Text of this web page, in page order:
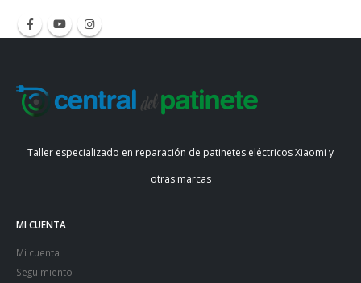
Taller especializado en reparación de patinetes eléctricos Xiaomi y
otras marcas
MI CUENTA
Mi cuenta
Seguimiento